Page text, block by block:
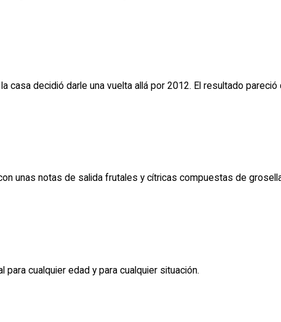
decidió darle una vuelta allá por 2012. El resultado
unas notas de salida frutales y cítricas compuestas de
cualquier edad y para cualquier situación.